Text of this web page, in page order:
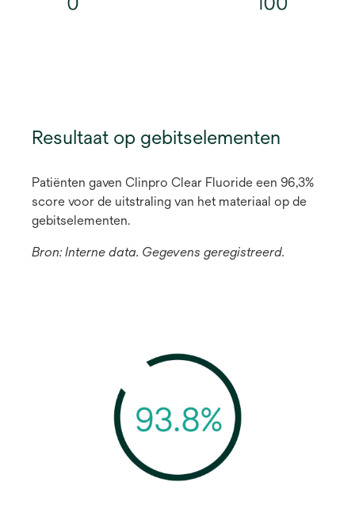
Resultaat op gebitselementen
Patiënten gaven Clinpro Clear Fluoride een 96,3%
score voor de uitstraling van het materiaal op de
gebitselementen.
Bron: Interne data. Gegevens geregistreerd.